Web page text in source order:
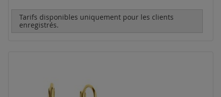
Tarifs disponibles uniquement pour les clients
enregistrés.